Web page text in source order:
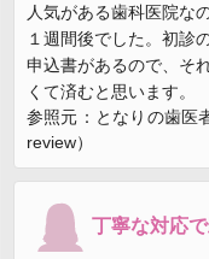
人気がある歯科医院な
１週間後でした。初診
申込書があるので、そ
くて済むと思います。
参照元：となりの歯医
review）
丁寧な対応